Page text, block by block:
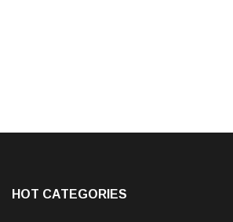
HOT CATEGORIES